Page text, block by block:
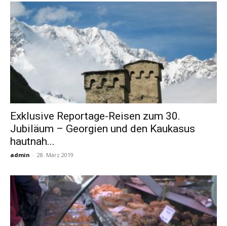
Exklusive Reportage-Reisen zum 30.
Jubiläum – Georgien und den Kaukasus
hautnah...
admin - 28. März 2019